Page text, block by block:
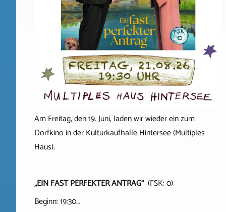
Am Freitag, den 19. Juni, laden wir wieder ein zum
Dorfkino in der Kulturkaufhalle Hintersee (Multiples
Haus).
„EIN FAST PERFEKTER ANTRAG“ (FSK: 0)
Beginn: 19:30…